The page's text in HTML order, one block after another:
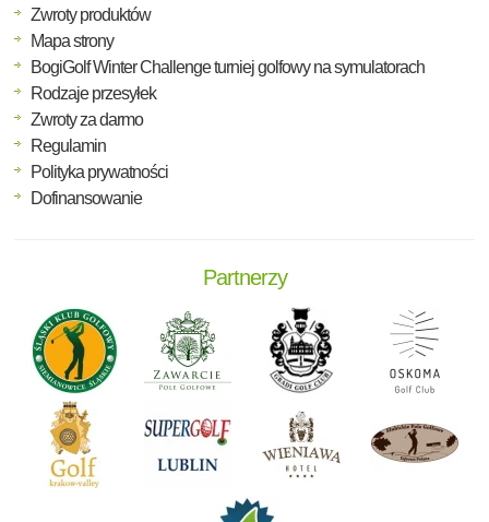
Zwroty produktów
Mapa strony
BogiGolf Winter Challenge turniej golfowy na symulatorach
Rodzaje przesyłek
Zwroty za darmo
Regulamin
Polityka prywatności
Dofinansowanie
Partnerzy